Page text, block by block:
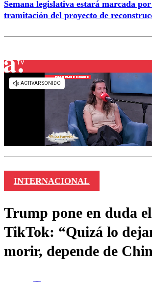
Semana legislativa estará marcada
tramitación del proyecto de
INTERNACIONAL
Trump pone en duda
TikTok: “Quizá lo
morir, depende de